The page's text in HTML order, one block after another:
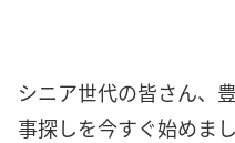
シニア世代の皆さん、
事探しを今すぐ始めま